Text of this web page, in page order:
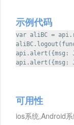
示例代码
var aliBC =
api.alert({msg:
可用性
ios系统,Android